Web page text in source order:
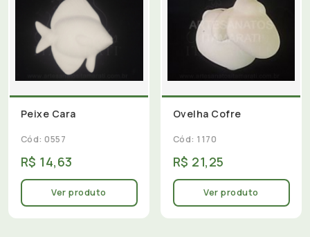
Peixe Cara
Cód: 0557
R$ 14,63
Ver produto
Ovelha Cofre
Cód: 1170
R$ 21,25
Ver produto